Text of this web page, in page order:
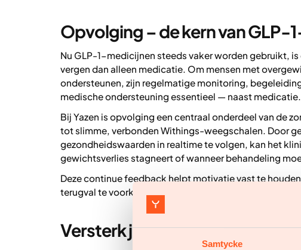
Samtycke
Opvolging – de kern van GLP-
Nu GLP-1-medicijnen steeds vaker worden gebruikt,
vergen dan alleen medicatie. Om mensen met
ondersteunen, zijn regelmatige monitoring,
medische ondersteuning essentieel — naast medicatie.
Bij Yazen is opvolging een centraal onderdeel van de
tot slimme, verbonden Withings-weegschalen. Door
gezondheidswaarden in realtime te volgen, kan het
gewichtsverlies stagneert of wanneer behandeling
Deze continue feedback helpt motivatie vast te
terugval te voorkomen.
Versterk je motivatie door